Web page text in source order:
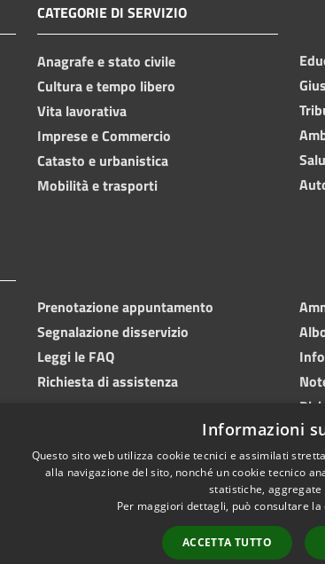
CATEGORIE DI SERVIZIO
Anagrafe e stato civile
Cultura e tempo libero
Vita lavorativa
Imprese e Commercio
Catasto e urbanistica
Mobilità e trasporti
Prenotazione appuntamento
Segnalazione disservizio
Leggi le FAQ
Richiesta di assistenza
Informazioni
Questo sito web utilizza cookie tecnici e assimilati
alla navigazione del sito, nonché un cookie tecnico
statistiche, aggregate
Per maggiori dettagli, può consultare la
ACCETTA TUTTO